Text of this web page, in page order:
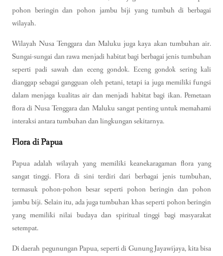
pohon beringin dan pohon jambu biji yang tumbuh di berbagai
wilayah.
Wilayah Nusa Tenggara dan Maluku juga kaya akan tumbuhan air.
Sungai-sungai dan rawa menjadi habitat bagi berbagai jenis tumbuhan
seperti padi sawah dan eceng gondok. Eceng gondok sering kali
dianggap sebagai gangguan oleh petani, tetapi ia juga memiliki fungsi
dalam menjaga kualitas air dan menjadi habitat bagi ikan. Pemetaan
flora di Nusa Tenggara dan Maluku sangat penting untuk memahami
interaksi antara tumbuhan dan lingkungan sekitarnya.
Flora di Papua
Papua adalah wilayah yang memiliki keanekaragaman flora yang
sangat tinggi. Flora di sini terdiri dari berbagai jenis tumbuhan,
termasuk pohon-pohon besar seperti pohon beringin dan pohon
jambu biji. Selain itu, ada juga tumbuhan khas seperti pohon beringin
yang memiliki nilai budaya dan spiritual tinggi bagi masyarakat
setempat.
Di daerah pegunungan Papua, seperti di Gunung Jayawijaya, kita bisa